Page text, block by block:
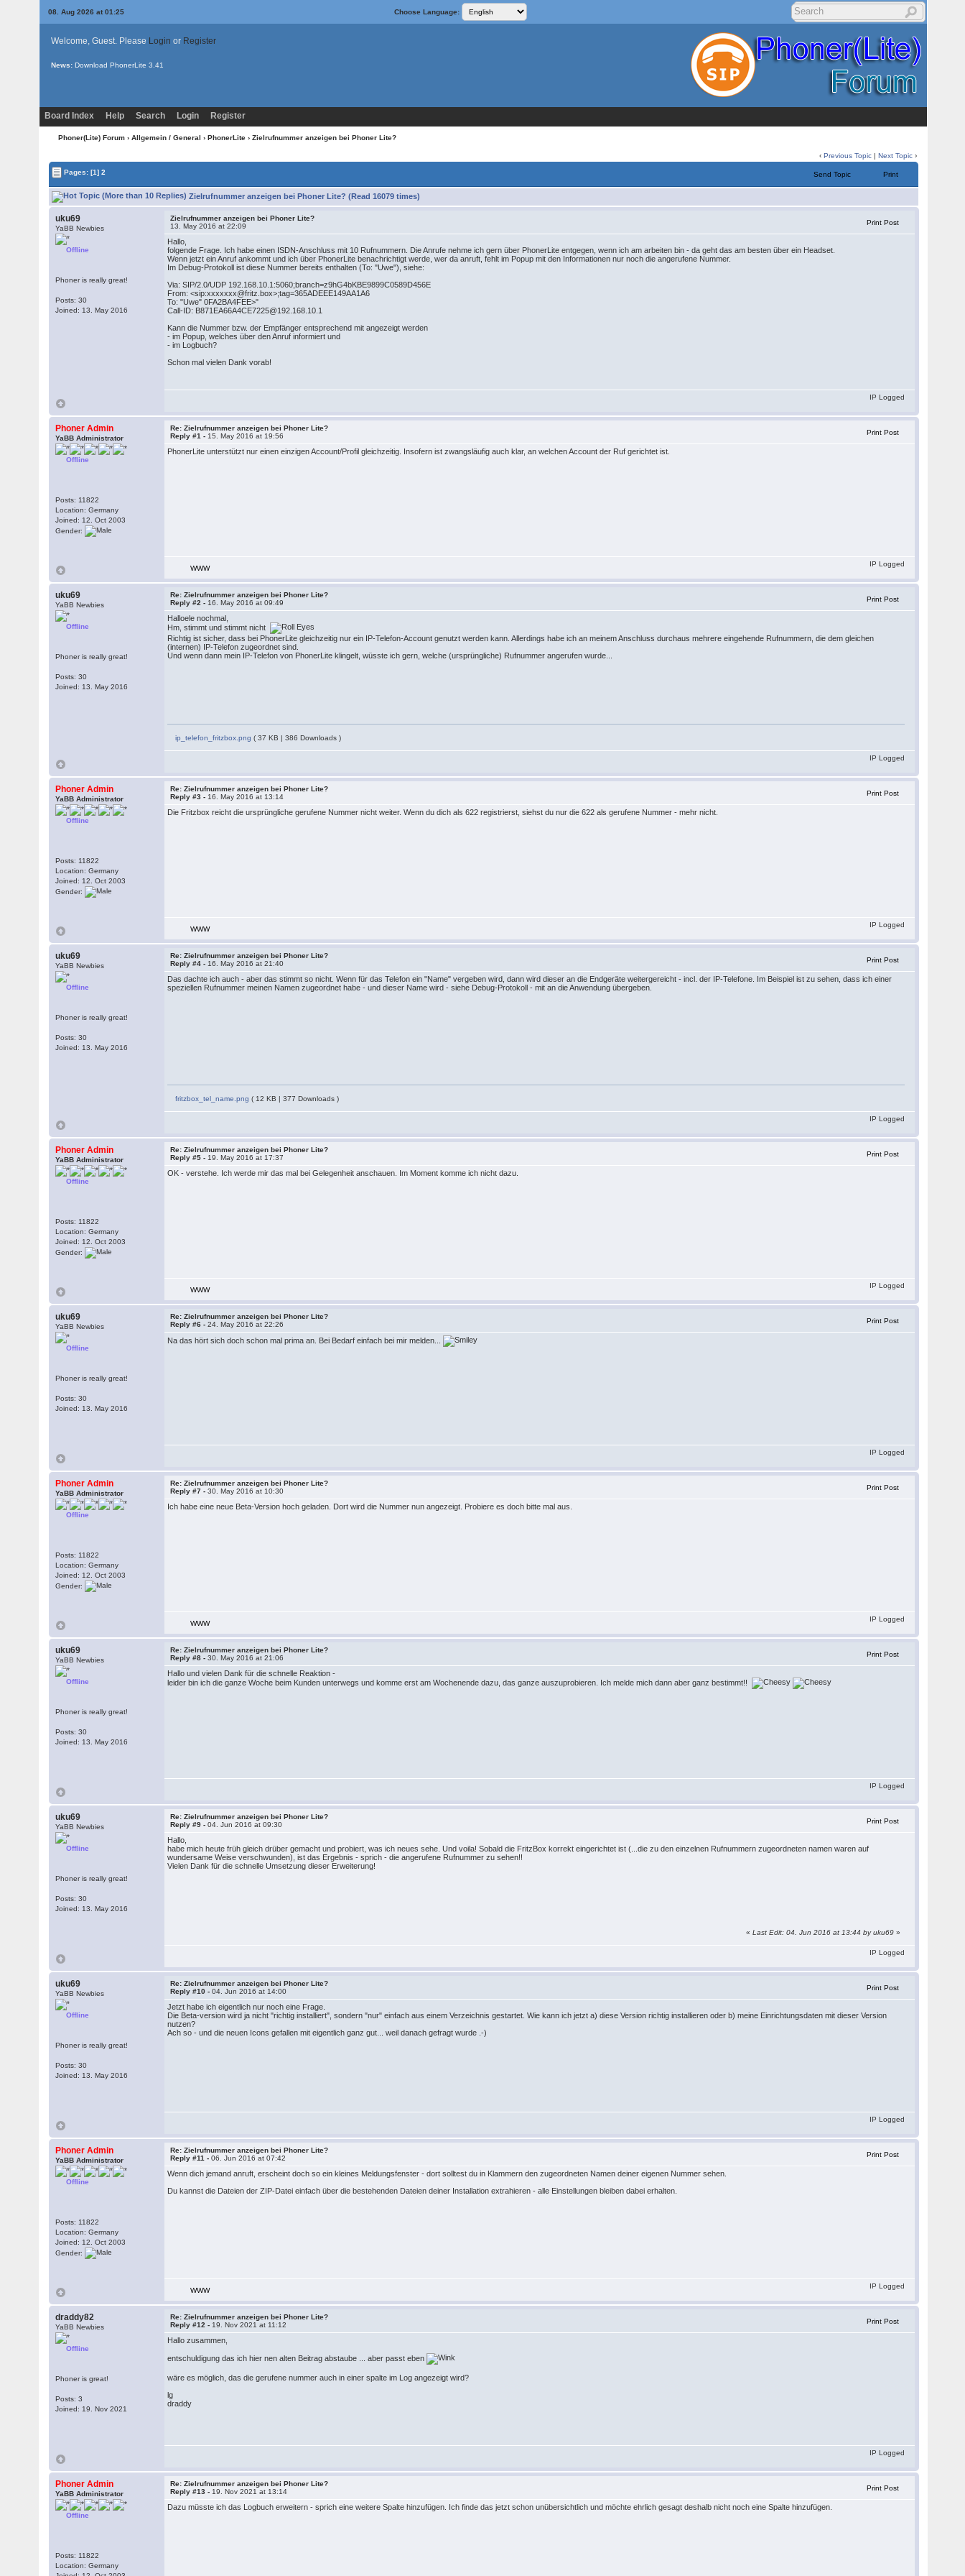
08. Aug 2026 at 01:25 Choose Language:
Welcome, Guest. Please Login or Register
News: Download PhonerLite 3.41
Board Index Help Search Login Register
Phoner(Lite) Forum › Allgemein / General › PhonerLite › Zielrufnummer anzeigen bei Phoner Lite?
‹Previous Topic |Next Topic ›
Pages:[1] 2 Send Topic Print
Zielrufnummer anzeigen bei Phoner Lite? (Read 16079 times)
uku69
YaBB Newbies
Offline
Phoner is really great!
Posts: 30
Joined: 13. May 2016
Zielrufnummer anzeigen bei Phoner Lite?
13. May 2016 at 22:09
Print Post
Hallo,
folgende Frage. Ich habe einen ISDN-Anschluss mit 10 Rufnummern. Die Anrufe nehme ich gern über PhonerLite entgegen, wenn ich am arbeiten bin - da geht das am besten über ein Headset.
Wenn jetzt ein Anruf ankommt und ich über PhonerLite benachrichtigt werde, wer da anruft, fehlt im Popup mit den Informationen nur noch die angerufene Nummer.
Im Debug-Protokoll ist diese Nummer bereits enthalten (To: "Uwe"), siehe:
Via: SIP/2.0/UDP 192.168.10.1:5060;branch=z9hG4bKBE9899C0589D456E
From: <sip:xxxxxxx@fritz.box>;tag=365ADEEE149AA1A6
To: "Uwe" 0FA2BA4FEE>"
Call-ID: B871EA66A4CE7225@192.168.10.1
Kann die Nummer bzw. der Empfänger entsprechend mit angezeigt werden
- im Popup, welches über den Anruf informiert und
- im Logbuch?
Schon mal vielen Dank vorab!
IP Logged
Phoner Admin
YaBB Administrator
Offline
Posts: 11822
Location: Germany
Joined: 12. Oct 2003
Gender:
Re: Zielrufnummer anzeigen bei Phoner Lite?
Reply #1 - 15. May 2016 at 19:56 Print Post
PhonerLite unterstützt nur einen einzigen Account/Profil gleichzeitig. Insofern ist zwangsläufig auch klar, an welchen Account der Ruf gerichtet ist.
WWW
IP Logged
uku69
YaBB Newbies
Offline
Phoner is really great!
Posts: 30
Joined: 13. May 2016
Re: Zielrufnummer anzeigen bei Phoner Lite?
Reply #2 - 16. May 2016 at 09:49 Print Post
Halloele nochmal,
Hm, stimmt und stimmt nicht
Richtig ist sicher, dass bei PhonerLite gleichzeitig nur ein IP-Telefon-Account genutzt werden kann. Allerdings habe ich an meinem Anschluss durchaus mehrere eingehende Rufnummern, die dem gleichen
(internen) IP-Telefon zugeordnet sind.
Und wenn dann mein IP-Telefon von PhonerLite klingelt, wüsste ich gern, welche (ursprüngliche) Rufnummer angerufen wurde...
ip_telefon_fritzbox.png ( 37 KB | 386 Downloads )
IP Logged
Phoner Admin
YaBB Administrator
Offline
Posts: 11822
Location: Germany
Joined: 12. Oct 2003
Gender:
Re: Zielrufnummer anzeigen bei Phoner Lite?
Reply #3 - 16. May 2016 at 13:14 Print Post
Die Fritzbox reicht die ursprüngliche gerufene Nummer nicht weiter. Wenn du dich als 622 registrierst, siehst du nur die 622 als gerufene Nummer - mehr nicht.
WWW
IP Logged
uku69
YaBB Newbies
Offline
Phoner is really great!
Posts: 30
Joined: 13. May 2016
Re: Zielrufnummer anzeigen bei Phoner Lite?
Reply #4 - 16. May 2016 at 21:40 Print Post
Das dachte ich auch - aber das stimmt so nicht. Wenn für das Telefon ein "Name" vergeben wird, dann wird dieser an die Endgeräte weitergereicht - incl. der IP-Telefone. Im Beispiel ist zu sehen, dass ich einer
speziellen Rufnummer meinen Namen zugeordnet habe - und dieser Name wird - siehe Debug-Protokoll - mit an die Anwendung übergeben.
fritzbox_tel_name.png ( 12 KB | 377 Downloads )
IP Logged
Phoner Admin
YaBB Administrator
Offline
Posts: 11822
Location: Germany
Joined: 12. Oct 2003
Gender:
Re: Zielrufnummer anzeigen bei Phoner Lite?
Reply #5 - 19. May 2016 at 17:37 Print Post
OK - verstehe. Ich werde mir das mal bei Gelegenheit anschauen. Im Moment komme ich nicht dazu.
WWW
IP Logged
uku69
YaBB Newbies
Offline
Phoner is really great!
Posts: 30
Joined: 13. May 2016
Re: Zielrufnummer anzeigen bei Phoner Lite?
Reply #6 -24. May 2016 at 22:26 Print Post
Na das hört sich doch schon mal prima an. Bei Bedarf einfach bei mir melden...
IP Logged
Phoner Admin
YaBB Administrator
Offline
Posts: 11822
Location: Germany
Joined: 12. Oct 2003
Gender:
Re: Zielrufnummer anzeigen bei Phoner Lite?
Reply #7 -30. May 2016 at 10:30 Print Post
Ich habe eine neue Beta-Version hoch geladen. Dort wird die Nummer nun angezeigt. Probiere es doch bitte mal aus.
WWW
IP Logged
uku69
YaBB Newbies
Offline
Phoner is really great!
Posts: 30
Joined: 13. May 2016
Re: Zielrufnummer anzeigen bei Phoner Lite?
Reply #8 -30. May 2016 at 21:06 Print Post
Hallo und vielen Dank für die schnelle Reaktion -
leider bin ich die ganze Woche beim Kunden unterwegs und komme erst am Wochenende dazu, das ganze auszuprobieren. Ich melde mich dann aber ganz bestimmt!!
IP Logged
uku69
YaBB Newbies
Offline
Phoner is really great!
Posts: 30
Joined: 13. May 2016
Re: Zielrufnummer anzeigen bei Phoner Lite?
Reply #9 -04. Jun 2016 at 09:30 Print Post
Hallo,
habe mich heute früh gleich drüber gemacht und probiert, was ich neues sehe. Und voila! Sobald die FritzBox korrekt eingerichtet ist (...die zu den einzelnen Rufnummern zugeordneten namen waren auf
wundersame Weise verschwunden), ist das Ergebnis - sprich - die angerufene Rufnummer zu sehen!!
Vielen Dank für die schnelle Umsetzung dieser Erweiterung!
«Last Edit: 04. Jun 2016 at 13:44 by uku69 »
IP Logged
uku69
YaBB Newbies
Offline
Phoner is really great!
Posts: 30
Joined: 13. May 2016
Re: Zielrufnummer anzeigen bei Phoner Lite?
Reply #10 -04. Jun 2016 at 14:00 Print Post
Jetzt habe ich eigentlich nur noch eine Frage.
Die Beta-version wird ja nicht "richtig installiert", sondern "nur" einfach aus einem Verzeichnis gestartet. Wie kann ich jetzt a) diese Version richtig installieren oder b) meine Einrichtungsdaten mit dieser Version
nutzen?
Ach so - und die neuen Icons gefallen mit eigentlich ganz gut... weil danach gefragt wurde .-)
IP Logged
Phoner Admin
YaBB Administrator
Offline
Posts: 11822
Location: Germany
Joined: 12. Oct 2003
Gender:
Re: Zielrufnummer anzeigen bei Phoner Lite?
Reply #11 -06. Jun 2016 at 07:42 Print Post
Wenn dich jemand anruft, erscheint doch so ein kleines Meldungsfenster - dort solltest du in Klammern den zugeordneten Namen deiner eigenen Nummer sehen.
Du kannst die Dateien der ZIP-Datei einfach über die bestehenden Dateien deiner Installation extrahieren - alle Einstellungen bleiben dabei erhalten.
WWW
IP Logged
draddy82
YaBB Newbies
Offline
Phoner is great!
Posts: 3
Joined: 19. Nov 2021
Re: Zielrufnummer anzeigen bei Phoner Lite?
Reply #12 - 19. Nov 2021 at 11:12 Print Post
Hallo zusammen,
entschuldigung das ich hier nen alten Beitrag abstaube ... aber passt eben
wäre es möglich, das die gerufene nummer auch in einer spalte im Log angezeigt wird?
lg
draddy
IP Logged
Phoner Admin
YaBB Administrator
Offline
Posts: 11822
Location: Germany
Re: Zielrufnummer anzeigen bei Phoner Lite?
Reply #13 - 19. Nov 2021 at 13:14 Print Post
Dazu müsste ich das Logbuch erweitern - sprich eine weitere Spalte hinzufügen. Ich finde das jetzt schon unübersichtlich und möchte ehrlich gesagt deshalb nicht noch eine Spalte hinzufügen.